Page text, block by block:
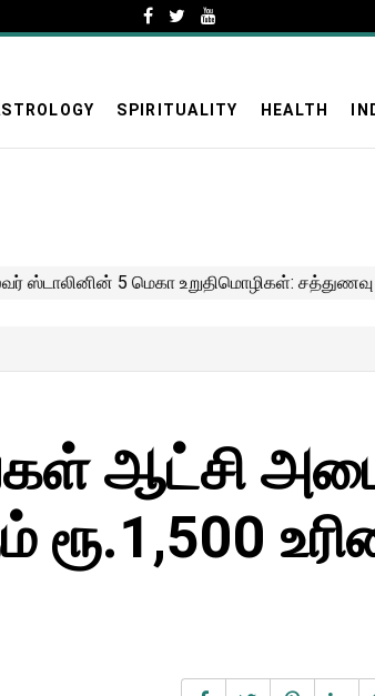
SPIRITUALITY HEALTH
ஆட்சி
ரூ.1,500